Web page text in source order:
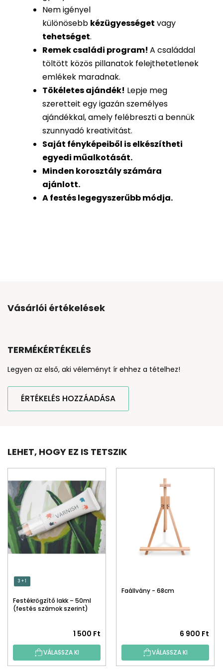
Nem igényel
különösebb kézügyességet vagy
tehetséget.
Remek családi program! A családdal
töltött közös pillanatok felejthetetlenek
emlékek maradnak.
Tökéletes ajándék! Lepje meg
szeretteit egy igazán személyes
ajándékkal, amely felébreszti a bennük
szunnyadó kreativitást.
Saját fényképeiből iselkészítheti
egyedi műalkotását.
Minden korosztály számára
ajánlott.
A festés legegyszerűbb módja.
Vásárlói értékelések
TERMÉKÉRTÉKELÉS
Legyen az első, aki véleményt ír ehhez a tételhez!
ÉRTÉKELÉS HOZZÁADÁSA
LEHET, HOGY EZ IS TETSZIK
3 + 1
Festékrögzítő lakk – 50ml
(festés számok szerint)
1 500 Ft
VÁLASSZA KI
Faállvány - 68cm
6 900 Ft
VÁLASSZA KI